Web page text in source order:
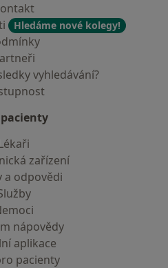
Hledáme nové kolegy!
vyhledávání?
zařízení
a odpovědi
nápovědy
aplikace
pacienty